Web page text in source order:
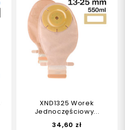
XND1325 Worek
Jednoczęściowy...
34,60 zł